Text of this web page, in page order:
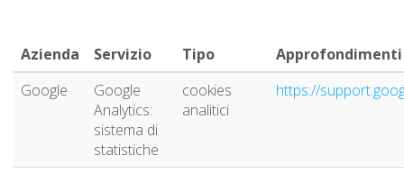
Azienda Servizio Tipo
Approfondimenti
Google
Google
Analytics:
sistema di
statistiche
cookies
analitici
https://